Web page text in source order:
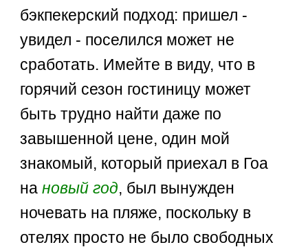
бэкпекерский подход: пришел -
увидел - поселился может не
сработать. Имейте в виду, что в
горячий сезон гостиницу может
быть трудно найти даже по
завышенной цене, один мой
знакомый, который приехал в Гоа
нановый год, был вынужден
ночевать на пляже, поскольку в
отелях просто не было свободных